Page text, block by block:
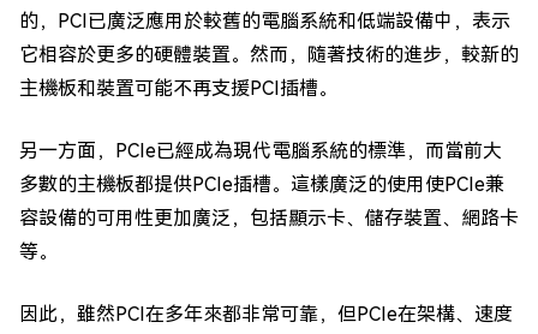
的，PCI已廣泛應用於較舊的電腦系統和低端設備中，表示
它相容於更多的硬體裝置。然而，隨著技術的進步，較新的
主機板和裝置可能不再支援PCI插槽。
另一方面，PCIe已經成為現代電腦系統的標準，而當前大
多數的主機板都提供PCIe插槽。這樣廣泛的使用使PCIe兼
容設備的可用性更加廣泛，包括顯示卡、儲存裝置、網路卡
等。
因此，雖然PCI在多年來都非常可靠，但PCIe在架構、速度